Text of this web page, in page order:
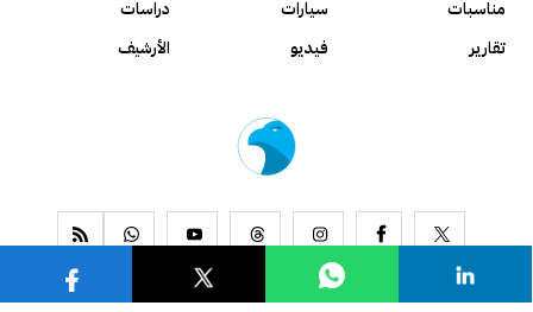
مناسبات
سيارات
دراسات
تقارير
فيديو الأرشيف